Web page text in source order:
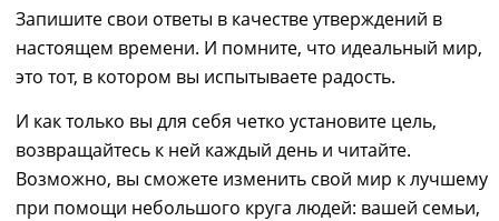
Запишите свои ответы в качестве утверждений в
настоящем времени. И помните, что идеальный мир,
это тот, в котором вы испытываете радость.
И как только вы для себя четко установите цель,
возвращайтесь к ней каждый день и читайте.
Возможно, вы сможете изменить свой мир к лучшему
при помощи небольшого круга людей: вашей семьи,